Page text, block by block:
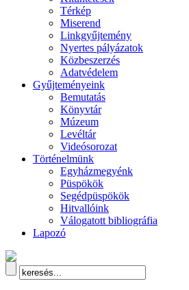
Térkép
Miserend
Linkgyűjtemény
Nyertes pályázatok
Közbeszerzés
Adatvédelem
Gyűjteményeink
Bemutatás
Könyvtár
Múzeum
Levéltár
Videósorozat
Történelmünk
Egyházmegyénk
Püspökök
Segédpüspökök
Hitvallóink
Válogatott bibliográfia
Lapozó